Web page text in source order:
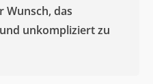
Wunsch, das
unkompliziert zu